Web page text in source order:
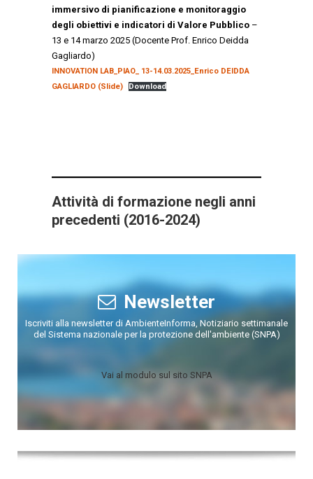
immersivo di pianificazione e monitoraggio
degli obiettivi e indicatori di Valore Pubblico –
13 e 14 marzo 2025 (Docente Prof. Enrico Deidda
Gagliardo)
INNOVATION LAB_PIAO_ 13-14.03.2025_Enrico DEIDDA
GAGLIARDO (Slide)
Download
Attività di formazione negli anni
precedenti (2016-2024)
Newsletter
Iscriviti alla newsletter di AmbienteInforma, Notiziario settimanale
del Sistema nazionale per la protezione dell'ambiente (SNPA)
Vai al modulo sul sito SNPA